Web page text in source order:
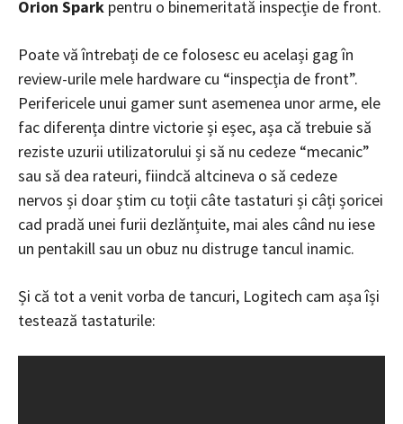
Orion Spark pentru o binemeritată inspecție de front.
Poate vă întrebați de ce folosesc eu același gag în
review-urile mele hardware cu “inspecția de front”.
Perifericele unui gamer sunt asemenea unor arme, ele
fac diferența dintre victorie și eșec, așa că trebuie să
reziste uzurii utilizatorului și să nu cedeze “mecanic”
sau să dea rateuri, fiindcă altcineva o să cedeze
nervos și doar știm cu toții câte tastaturi și câți șoricei
cad pradă unei furii dezlănțuite, mai ales când nu iese
un pentakill sau un obuz nu distruge tancul inamic.
Și că tot a venit vorba de tancuri, Logitech cam așa își
testează tastaturile: